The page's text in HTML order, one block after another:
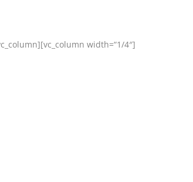
width=“1/4″]